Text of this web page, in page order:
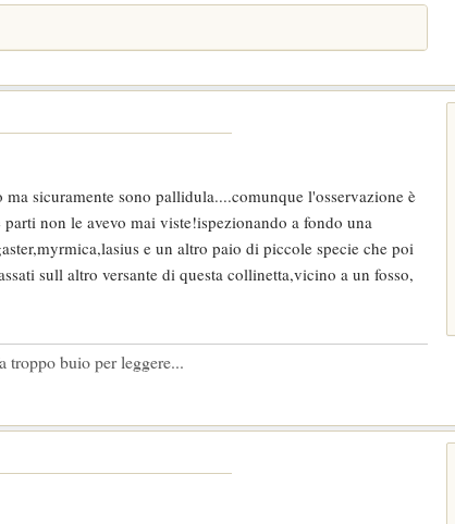
sicuramente sono pallidula....comunque l'osservazione è
non le avevo mai viste!ispezionando a fondo una
e un altro paio di piccole specie che poi
sull altro versante di questa collinetta,vicino a un fosso,
buio per leggere...